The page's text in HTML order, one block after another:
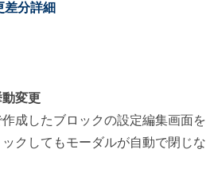
差分詳細
変更
成したブロックの設定編集画面
クしてもモーダルが自動で閉じ